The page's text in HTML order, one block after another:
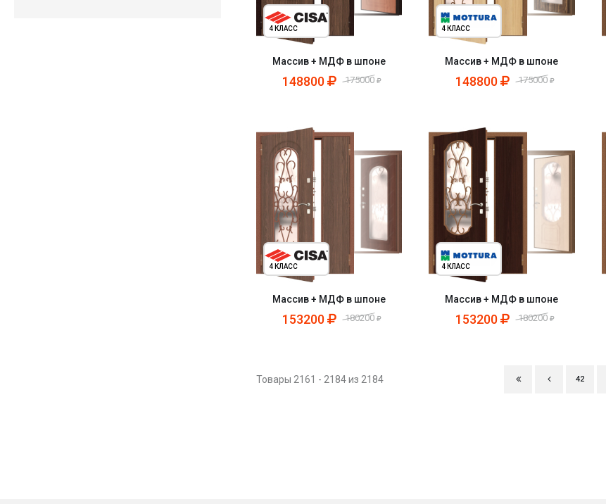
4 КЛАСС
Массив + МДФ в шпоне
148800 175000
4 КЛАСС
Массив + МДФ в шпоне
148800 175000
4 КЛАСС
Массив + МДФ в шпоне
153200 180200
4 КЛАСС
Массив + МДФ в шпоне
153200 180200
Товары 2161 - 2184 из 2184 42